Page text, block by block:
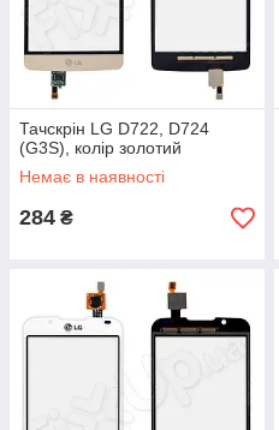
Тачскрін LG D722, D724
(G3S), колір золотий
Немає в наявності
284 ₴